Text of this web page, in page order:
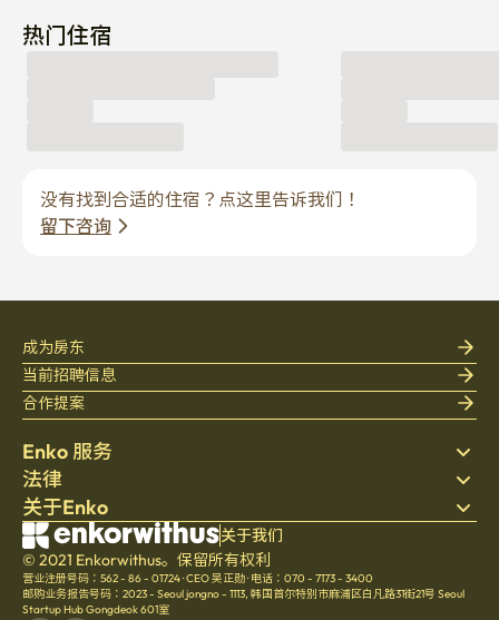
Enko 服务
床上用品
博客
帮助中心
隐私政策
服务条款
取消与退款政策
关于Enko
公司介绍
招聘
文化
成为房东
合作提案
© 2021 Enkorwithus。保留所有权利
营业注册号码：562 - 86 - 01724·CEO 吴正勋·电话：070 - 7173 - 3400
邮购业务报告号码：2023 - Seoul jongno - 1113
Startup Hub Gongdeok 601室